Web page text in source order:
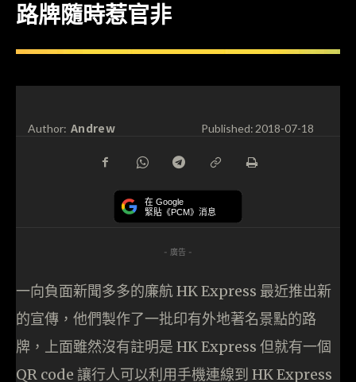
路牌隨時惹官非
Author: Andrew Published:2018-07-18
在 Google
緊貼《PCM》消息
- 廣告 -
一向負面新聞多多的廉航 HK Express 最近推出新
的宣傳，他們製作了一批印有外地著名景點的路
牌，上面雖然沒有註明是 HK Express 但就有一個
QR code 讓行人可以利用手機連線到 HK Express